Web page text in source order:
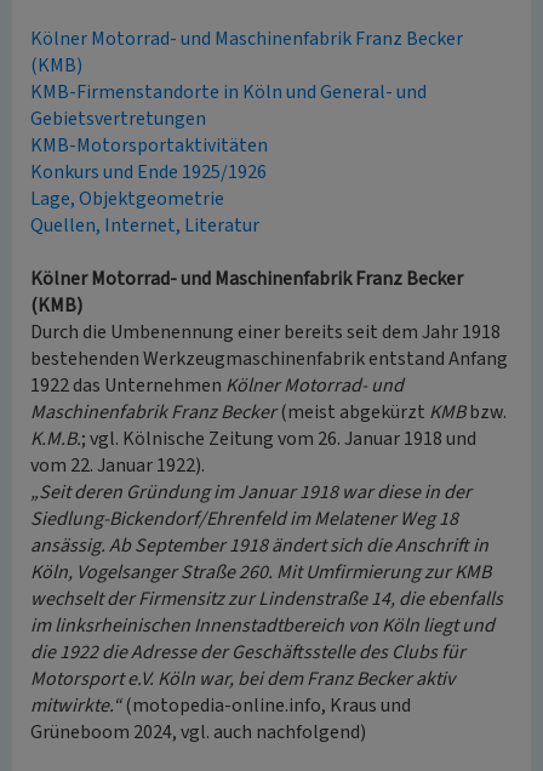
Kölner Motorrad- und Maschinenfabrik Franz Becker
(KMB)
KMB-Firmenstandorte in Köln und General- und
Gebietsvertretungen
KMB-Motorsportaktivitäten
Konkurs und Ende 1925/1926
Lage, Objektgeometrie
Quellen, Internet, Literatur
Kölner Motorrad- und Maschinenfabrik Franz Becker
(KMB)
Durch die Umbenennung einer bereits seit dem Jahr 1918
bestehenden Werkzeugmaschinenfabrik entstand Anfang
1922 das Unternehmen Kölner Motorrad- und
Maschinenfabrik Franz Becker(meist abgekürzt KMBbzw.
K.M.B.; vgl. Kölnische Zeitung vom 26. Januar 1918 und
vom 22. Januar 1922).
„Seit deren Gründung im Januar 1918 war diese in der
Siedlung-Bickendorf/Ehrenfeld im Melatener Weg 18
ansässig. Ab September 1918 ändert sich die Anschrift in
Köln, Vogelsanger Straße 260. Mit Umfirmierung zur KMB
wechselt der Firmensitz zur Lindenstraße 14, die ebenfalls
im linksrheinischen Innenstadtbereich von Köln liegt und
die 1922 die Adresse der Geschäftsstelle des Clubs für
Motorsport e.V. Köln war, bei dem Franz Becker aktiv
mitwirkte.“(motopedia-online.info, Kraus und
Grüneboom 2024, vgl. auch nachfolgend)